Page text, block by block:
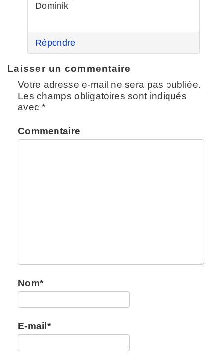
Dominik
Répondre
Laisser un commentaire
Votre adresse e-mail ne sera pas publiée.
Les champs obligatoires sont indiqués
avec*
Commentaire
Nom*
E-mail*